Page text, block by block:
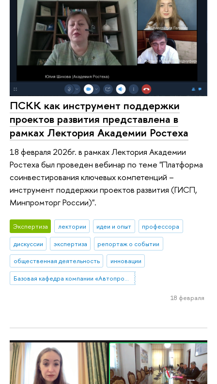
ПСКК как инструмент поддержки
проектов развития представлена в
рамках Лектория Академии Ростеха
18 февраля 2026г. в рамках Лектория Академии
Ростеха был проведен вебинар по теме "Платформа
соинвестирования ключевых компетенций –
инструмент поддержки проектов развития (ГИСП,
Минпромторг России)".
Экспертиза лектории идеи и опыт
профессора
дискуссии
экспертиза
репортаж о событии
общественная деятельность
инновации
Базовая кафедра компании «Автопромимпорт»
18 февраля